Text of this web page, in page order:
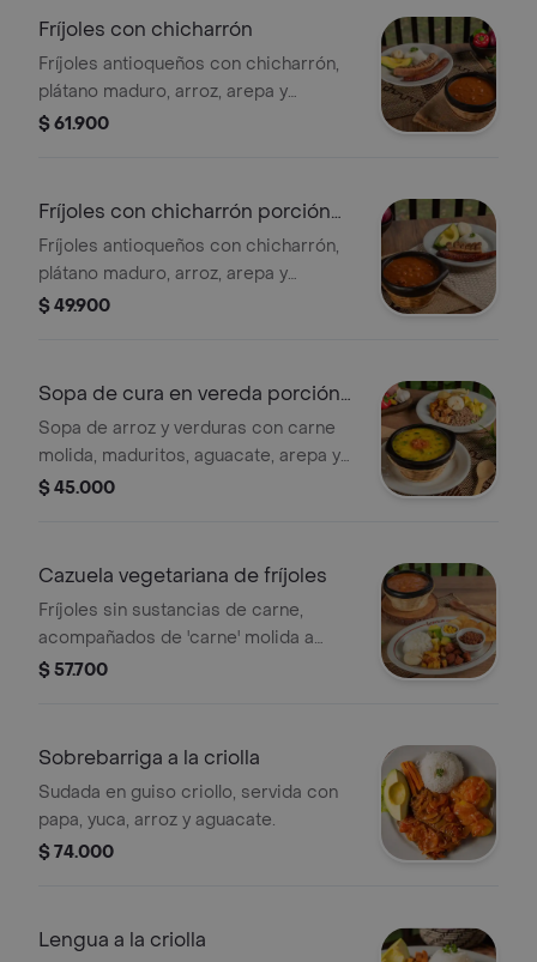
Fríjoles con chicharrón
Fríjoles antioqueños con chicharrón,
plátano maduro, arroz, arepa y
aguacate.
$ 61.900
Fríjoles con chicharrón porción
reducida
Fríjoles antioqueños con chicharrón,
plátano maduro, arroz, arepa y
aguacate. (foto de porción completa).
$ 49.900
Sopa de cura en vereda porción
reducida
Sopa de arroz y verduras con carne
molida, maduritos, aguacate, arepa y
viruta de papa. (foto porción
$ 45.000
Cazuela vegetariana de fríjoles
Fríjoles sin sustancias de carne,
acompañados de 'carne' molida a
base de lentejas, 'chorizo' campesino
$ 57.700
Sobrebarriga a la criolla
Sudada en guiso criollo, servida con
papa, yuca, arroz y aguacate.
$ 74.000
Lengua a la criolla